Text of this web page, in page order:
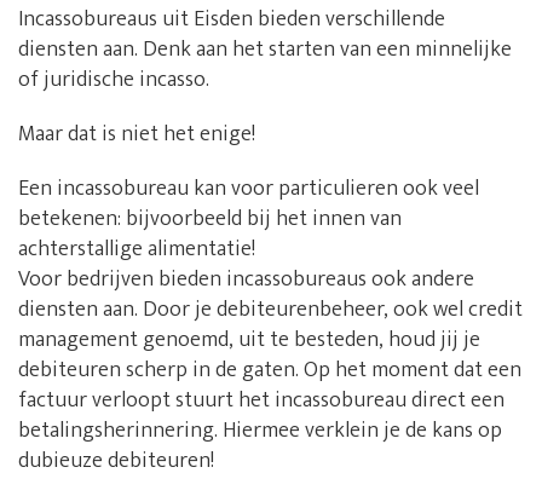
Incassobureaus uit Eisden bieden verschillende
diensten aan. Denk aan het starten van een minnelijke
of juridische incasso.
Maar dat is niet het enige!
Een incassobureau kan voor particulieren ook veel
betekenen: bijvoorbeeld bij het innen van
achterstallige alimentatie!
Voor bedrijven bieden incassobureaus ook andere
diensten aan. Door je debiteurenbeheer, ook wel credit
management genoemd, uit te besteden, houd jij je
debiteuren scherp in de gaten. Op het moment dat een
factuur verloopt stuurt het incassobureau direct een
betalingsherinnering. Hiermee verklein je de kans op
dubieuze debiteuren!